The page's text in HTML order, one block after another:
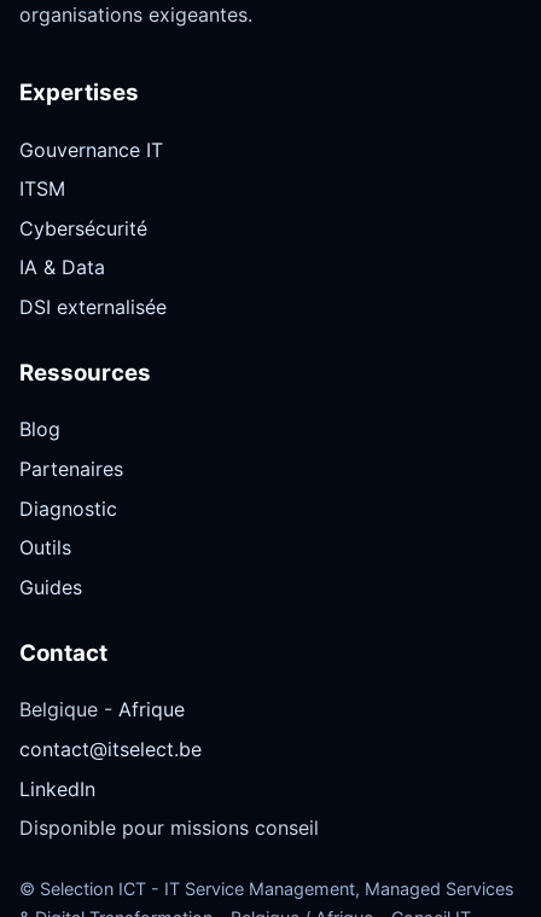
organisations exigeantes.
Expertises
Gouvernance IT
ITSM
Cybersécurité
IA & Data
DSI externalisée
Ressources
Blog
Partenaires
Diagnostic
Outils
Guides
Contact
Belgique - Afrique
contact@itselect.be
LinkedIn
Disponible pour missions conseil
© Selection ICT - IT Service Management, Managed Services